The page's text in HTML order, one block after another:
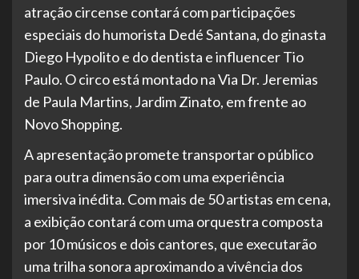
atração circense contará com participações
especiais do humorista Dedé Santana, do ginasta
Diego Hypolito e do dentista e influencer Tio
Paulo. O circo está montado na Via Dr. Jeremias
de Paula Martins, Jardim Zinato, em frente ao
Novo Shopping.
A apresentação promete transportar o público
para outra dimensão com uma experiência
imersiva inédita. Com mais de 50 artistas em cena,
a exibição contará com uma orquestra composta
por 10 músicos e dois cantores, que executarão
uma trilha sonora aproximando a vivência dos